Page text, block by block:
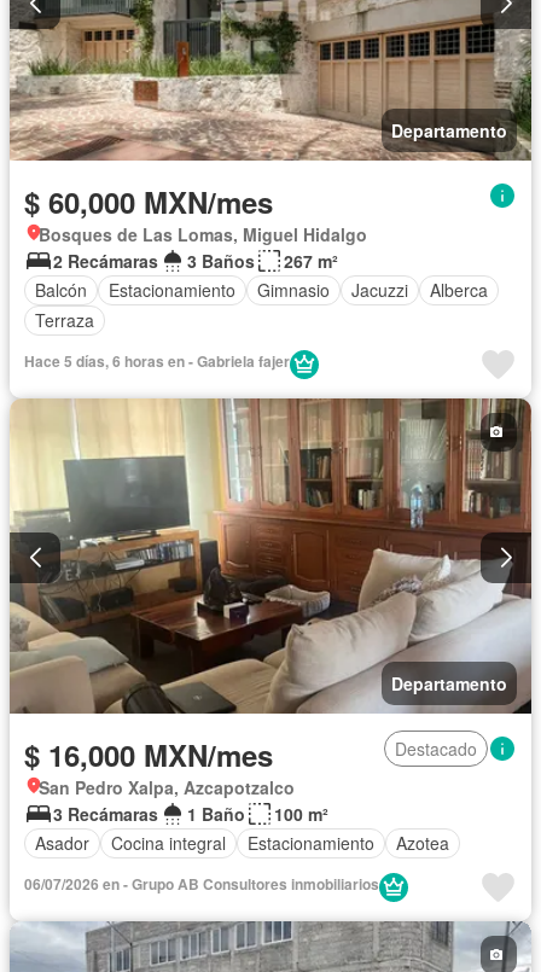
Departamento
$ 60,000 MXN/mes
Bosques de Las Lomas, Miguel Hidalgo
2 Recámaras
3 Baños
267 m²
Balcón
Estacionamiento Gimnasio Jacuzzi
Alberca
Terraza
Hace 5 días, 6 horas en - Gabriela fajer
Departamento
$ 16,000 MXN/mes
Destacado
San Pedro Xalpa, Azcapotzalco
3 Recámaras
1 Baño
100 m²
Asador
Cocina integral Estacionamiento Azotea
06/07/2026 en - Grupo AB Consultores inmobiliarios